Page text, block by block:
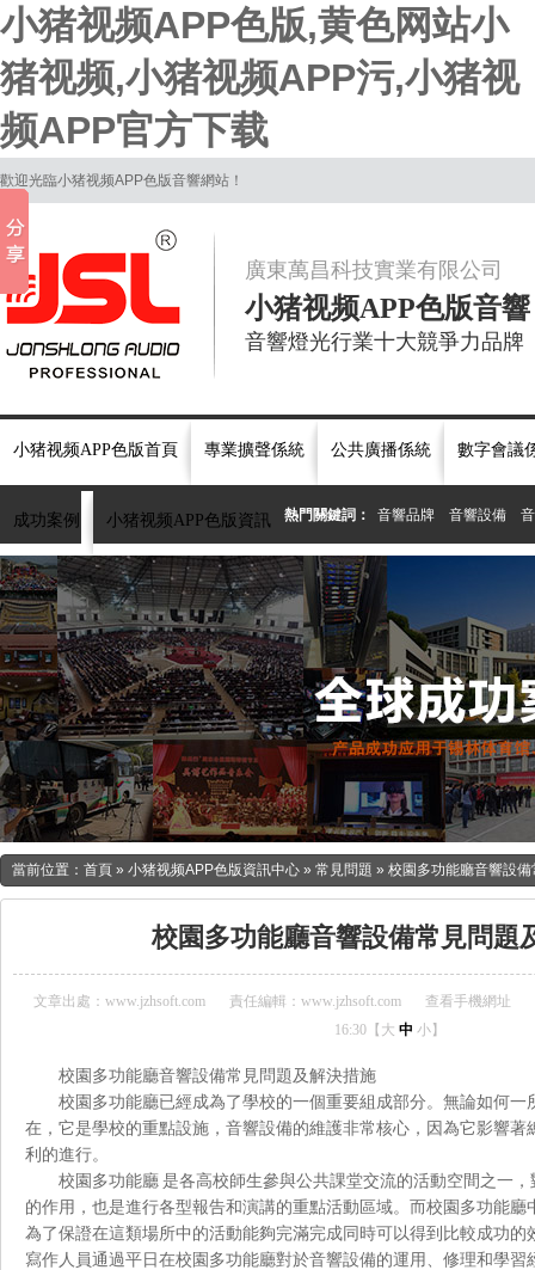
小猪视频APP色版,黄色网站小
猪视频,小猪视频APP污,小猪视
频APP官方下载
歡迎光臨小猪视频APP色版音響網站！
廣東萬昌科技實業有限公司
小猪视频APP色版音響
音響燈光行業十大競爭力品牌
小猪视频APP色版首頁 專業擴聲係統 公共廣播係統 數字會議
成功案例 小猪视频APP色版資訊 熱門關鍵詞： 音響品牌 音響設備
當前位置： 首頁 » 小猪视频APP色版資訊中心 » 常見問題 » 校園多功能廳音響設
校園多功能廳音響設備常見問題
文章出處：www.jzhsoft.com 責任編輯：www.jzhsoft.com
查看手機網址
16:30【 大 中 小】
校園多功能廳音響設備常見問題及解決措施
校園多功能廳已經成為了學校的一個重要組成部分。無論如何
在，它是學校的重點設施，音響設備的維護非常核心，因為它影
利的進行。
校園多功能廳 是各高校師生參與公共課堂交流的活動空間之一
的作用，也是進行各型報告和演講的重點活動區域。而校園多功能
為了保證在這類場所中的活動能夠完滿完成同時可以得到比較成功的效
寫作人員通過平日在校園多功能廳對於音響設備的運用、修理和學習